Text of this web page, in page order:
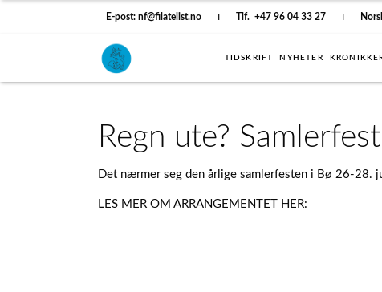
E-post: nf@filatelist.no I Tlf. +47 96 04 33 27 I
TIDSKRIFT NYHETER
Regn ute?
Det nærmer seg den årlige samlerfesten i Bø 26-28.
LES MER OM ARRANGEMENTET HER: